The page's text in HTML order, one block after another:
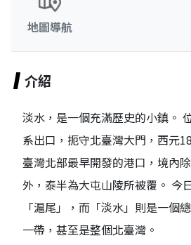
地圖導航
介紹
淡水，是一個充滿歷史的小鎮。
系出口，扼守北臺灣大門，西元
臺灣北部最早開發的港口，境內
外，泰半為大屯山陵所被覆。 今
「滬尾」，而「淡水」則是一個
一帶，甚至是整個北臺灣。